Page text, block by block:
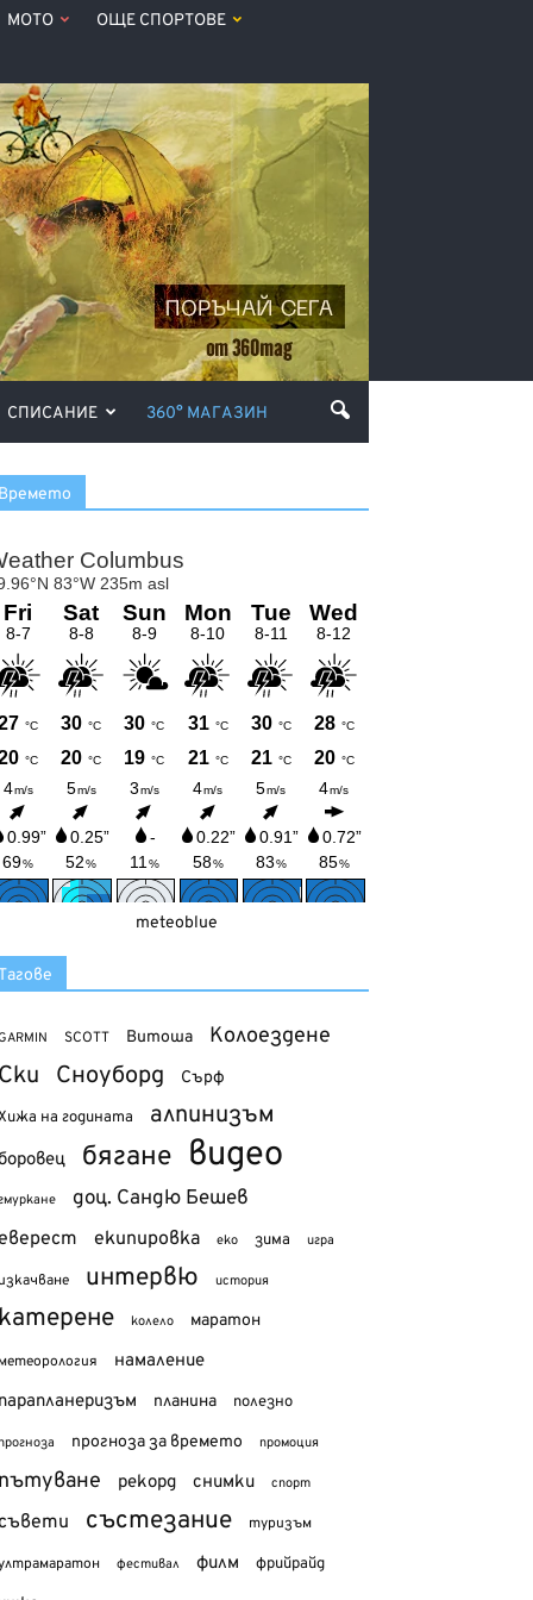
МОТО ОЩЕ СПОРТОВЕ
СПИСАНИЕ 360° МАГАЗИН
meteoblue
SCOTT Витоша Колоездене
Сноуборд Сърф
на годината алпинизъм
бягане видео
доц. Сандю Бешев
екипировка еко зима игра
интервю история
колело маратон
намаление
планина полезно
прогноза за времето промоция
рекорд снимки спорт
състезание туризъм
фестивал филм фрийрайд